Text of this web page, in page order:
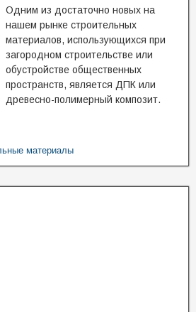
Одним из достаточно новых на
нашем рынке строительных
материалов, использующихся при
загородном строительстве или
обустройстве общественных
пространств, является ДПК или
древесно-полимерный композит.
материалы